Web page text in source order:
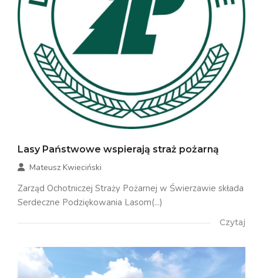
Lasy Państwowe wspierają straż pożarną
Mateusz Kwieciński
Zarząd Ochotniczej Straży Pożarnej w Świerzawie składa
Serdeczne Podziękowania Lasom(...)
Czytaj